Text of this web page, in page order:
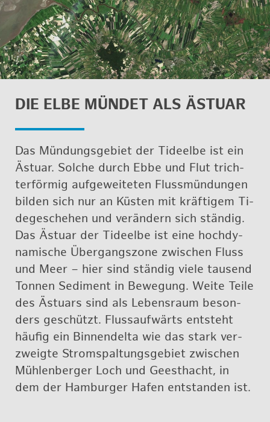
DIE ELBE MÜN­DET ALS ÄS­TU­AR
Das Mün­dungs­ge­biet der Tide­el­be ist ein
Äs­tu­ar. Sol­che durch Ebbe und Flut trich­
ter­för­mig auf­ge­wei­te­ten Fluss­mün­dun­gen
bil­den sich nur an Küs­ten mit kräf­ti­gem Ti­
d­e­ge­sche­hen und ver­än­dern sich stän­dig.
Das Äs­tu­ar der Tide­el­be ist eine hoch­dy­
na­mi­sche Über­gangs­zo­ne zwi­schen Fluss
und Meer – hier sind stän­dig viele tau­send
Ton­nen Se­di­ment in Be­we­gung. Weite Teile
des Äs­tu­ars sind als Le­bens­raum be­son­
ders ge­schützt. Fluss­auf­wärts ent­steht
häu­fig ein Bin­nen­del­ta wie das stark ver­
zweig­te Strom­spal­tungs­ge­biet zwi­schen
Müh­len­ber­ger Loch und Geest­hacht, in
dem der Ham­bur­ger Hafen ent­stan­den ist.